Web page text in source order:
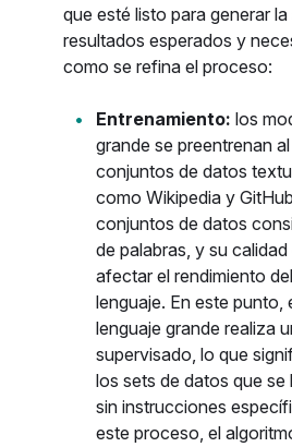
que esté listo para generar
resultados esperados y
como se refina el proceso:
Entrenamiento: los
grande se preentrenan
conjuntos de datos
como Wikipedia y
conjuntos de datos
de palabras, y su
afectar el rendimiento
lenguaje. En este punto,
lenguaje grande realiza
supervisado, lo que
los sets de datos que
sin instrucciones
este proceso, el